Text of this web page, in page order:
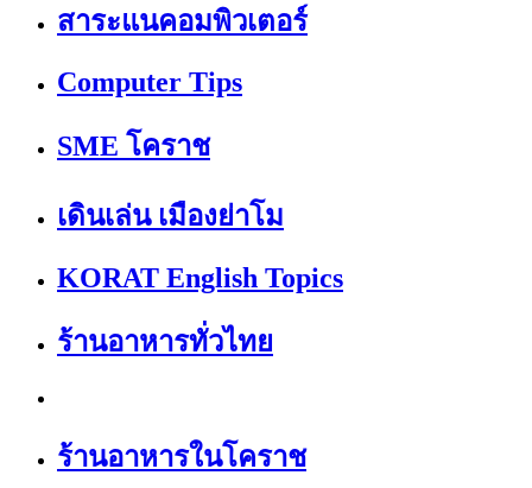
สาระแนคอมพิวเตอร์
Computer Tips
SME โคราช
เดินเล่น เมืองย่าโม
KORAT English Topics
ร้านอาหารทั่วไทย
ร้านอาหารในโคราช